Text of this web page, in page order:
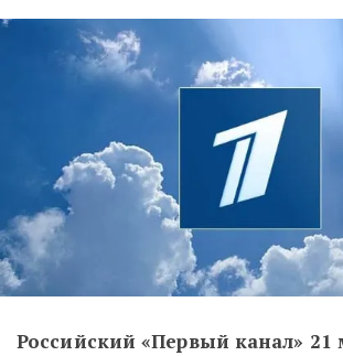
Российский «Первый канал» 21